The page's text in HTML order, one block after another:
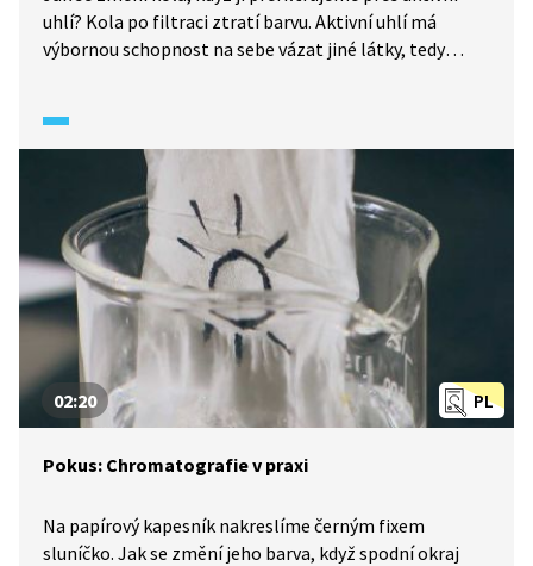
uhlí? Kola po filtraci ztratí barvu. Aktivní uhlí má
výbornou schopnost na sebe vázat jiné látky, tedy
PL
02:20
Pokus: Chromatografie v praxi
Na papírový kapesník nakreslíme černým fixem
sluníčko. Jak se změní jeho barva, když spodní okraj